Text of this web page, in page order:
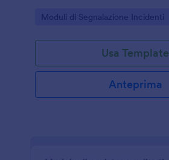
raccolta dati in un modulo online.
Go to Category:
Moduli di Segnalazione Incidenti
Usa Template
Anteprima